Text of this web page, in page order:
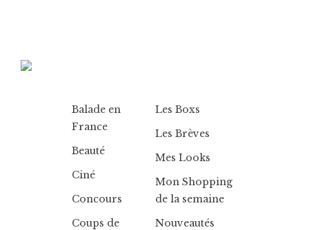
Balade en
France
Beauté
Ciné
Concours
Coups de
Les Boxs
Les Brèves
Mes Looks
Mon Shopping
de la semaine
Nouveautés